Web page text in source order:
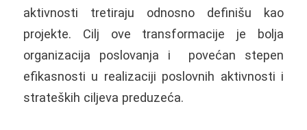
aktivnosti tretiraju odnosno definišu kao
projekte. Cilj ove transformacije je bolja
organizacija poslovanja i povećan stepen
efikasnosti u realizaciji poslovnih aktivnosti i
strateških ciljeva preduzeća.